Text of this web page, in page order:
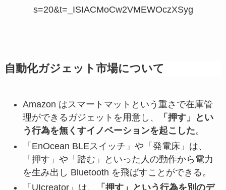
s=20&t=_ISIACMoCw2VMEWOczXSyg
自動化ガジェット市場について
Amazon はスマートマットという重さで在庫管
理ができるガジェットを用意し、
「押す」とい
う行為を無くすイノベーションを起こした。
「EnOcean BLEスイッチ」や「発電床」は、
「押す」や「踏む」といった人の動作から電力
を生み出し Bluetooth を飛ばすことができる。
「UIcreator」は、
「押す」という行為を別のデ